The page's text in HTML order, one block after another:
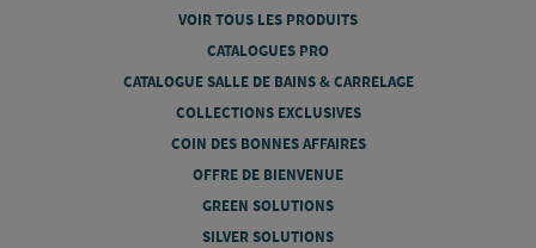
VOIR TOUS LES PRODUITS
CATALOGUES PRO
CATALOGUE SALLE DE BAINS & CARRELAGE
COLLECTIONS EXCLUSIVES
COIN DES BONNES AFFAIRES
OFFRE DE BIENVENUE
GREEN SOLUTIONS
SILVER SOLUTIONS